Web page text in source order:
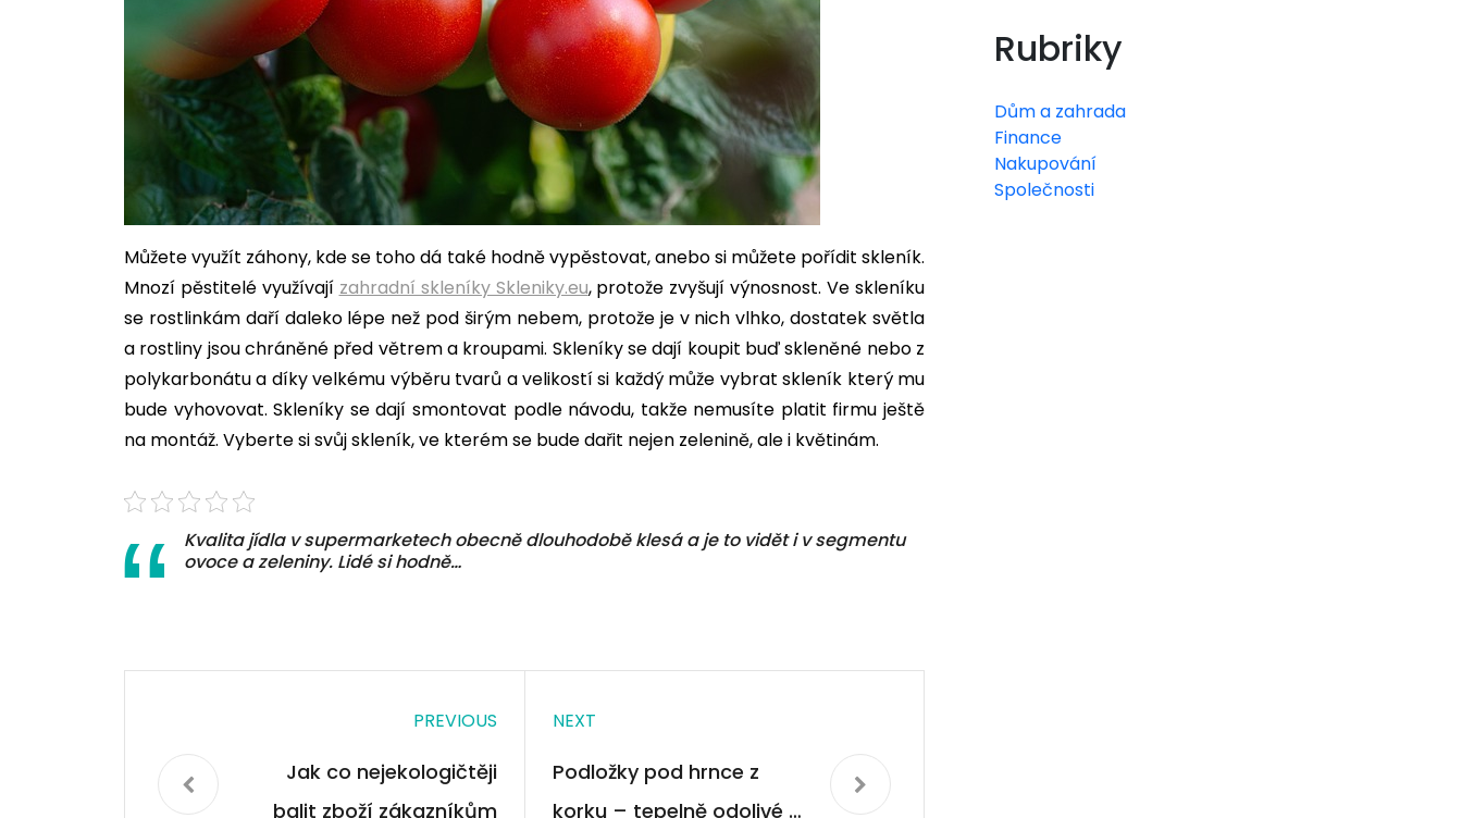
Můžete využít záhony, kde se toho dá také hodně vypěstovat, anebo si můžete pořídit skleník.
Mnozí pěstitelé využívají zahradní skleníky Skleniky.eu, protože zvyšují výnosnost. Ve skleníku
se rostlinkám daří daleko lépe než pod širým nebem, protože je v nich vlhko, dostatek světla
a rostliny jsou chráněné před větrem a kroupami. Skleníky se dají koupit buď skleněné nebo z
polykarbonátu a díky velkému výběru tvarů a velikostí si každý může vybrat skleník který mu
bude vyhovovat. Skleníky se dají smontovat podle návodu, takže nemusíte platit firmu ještě
na montáž. Vyberte si svůj skleník, ve kterém se bude dařit nejen zelenině, ale i květinám.
Kvalita jídla v supermarketech obecně dlouhodobě klesá a je to vidět i v segmentu
ovoce a zeleniny. Lidé si hodně…
PREVIOUS
Jak co nejekologičtěji
balit zboží zákazníkům
NEXT
Podložky pod hrnce z
korku – tepelně odolivé a
Rubriky
Dům a zahrada
Finance
Nakupování
Společnosti